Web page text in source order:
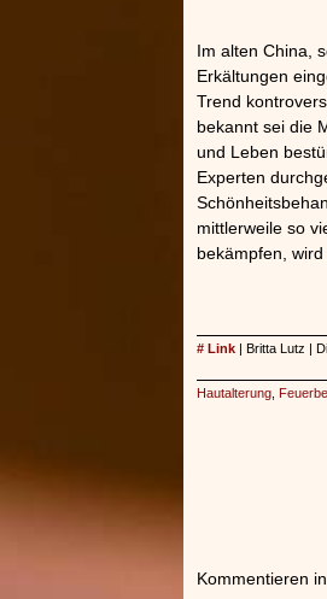
Im alten China,
Erkältungen
Trend
bekannt sei die
und Leben
Experten
mittlerweile so
bekämpfen,
# Link | Britta Lutz |
Hautalterung
Kommentieren